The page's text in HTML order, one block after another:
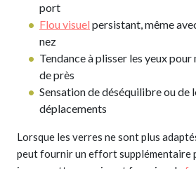
port
Flou visuel persistant, même
nez
Tendance à plisser les yeux
de près
Sensation de déséquilibre ou de
déplacements
Lorsque les verres ne sont plus
peut fournir un effort supplémentaire